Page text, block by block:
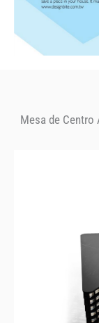
Mesa de Centro